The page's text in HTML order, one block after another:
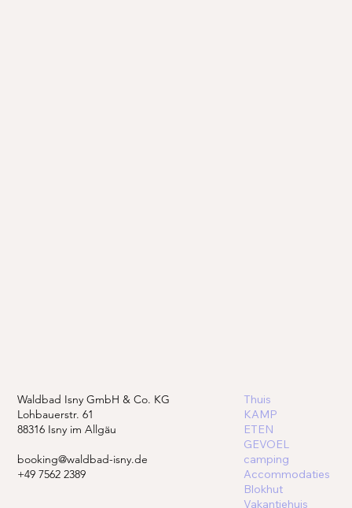
Waldbad Isny GmbH & Co. KG
Lohbauerstr. 61
88316 Isny im Allgäu
booking@waldbad-isny.de
+49 7562 2389
Thuis
KAMP
ETEN
GEVOEL
camping
Accommodaties
Blokhut
Vakantiehuis